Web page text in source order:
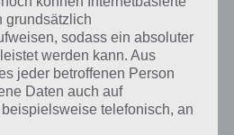
Spiele App, denn hier musst du
alles auf die Goldwaage legen, um
Hier musst du Gegenstände
antippen, das Ergebnis eintragen,
oder auch mehrere Gesten
grundsätzlich
sodass ein absoluter
werden kann. Aus
jeder betroffenen Person
Daten auch auf
telefonisch, an